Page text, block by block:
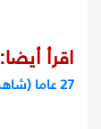
اقرأ أيضا:
27 عاما (شاهد)